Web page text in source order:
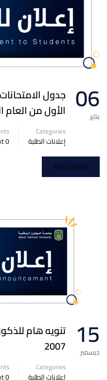
06
يناير
جدول
الأول من العام
Categories
إعلانات الطلبة 0 Comment
READ MORE
15
ديسمبر
تنويه هام
2007
Categories
إعلانات الطلبة 0 Comment